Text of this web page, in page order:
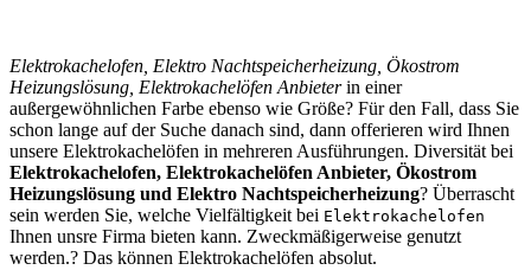
Elektrokachelofen, Elektro Nachtspeicherheizung, Ökostrom
Heizungslösung, Elektrokachelöfen Anbieterin einer
außergewöhnlichen Farbe ebenso wie Größe? Für den Fall, dass Sie
schon lange auf der Suche danach sind, dann offerieren wird Ihnen
unsere Elektrokachelöfen in mehreren Ausführungen. Diversität bei
Elektrokachelofen, Elektrokachelöfen Anbieter, Ökostrom
Heizungslösung und Elektro Nachtspeicherheizung? Überrascht
sein werden Sie, welche Vielfältigkeit bei Elektrokachelofen
Ihnen unsre Firma bieten kann. Zweckmäßigerweise genutzt
werden.? Das können Elektrokachelöfen absolut.